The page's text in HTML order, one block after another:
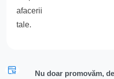
afacerii
tale.
Nu doar promovăm,